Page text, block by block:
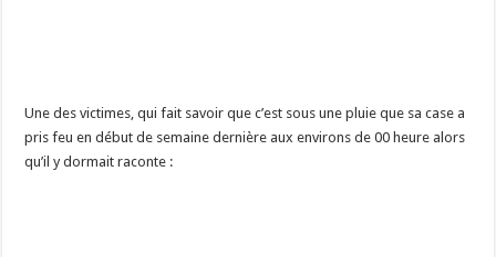
Une des victimes, qui fait savoir que c’est sous une pluie que sa case a
pris feu en début de semaine dernière aux environs de 00 heure alors
qu’il y dormait raconte :